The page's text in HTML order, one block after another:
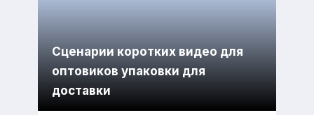
Сценарии коротких видео для
оптовиков упаковки для
доставки